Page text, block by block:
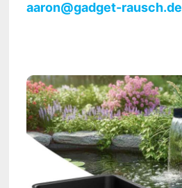
aaron@gadget-rausch.de